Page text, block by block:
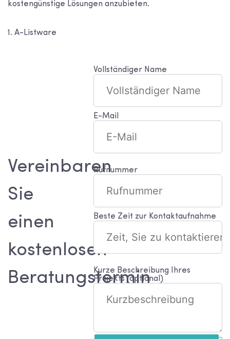
kostengünstige Lösungen anzubieten.
1. A-Listware
Vereinbaren
Sie
einen
kostenlosen
Beratungstermin
Vollständiger Name
E-Mail
Rufnummer
Beste Zeit zur Kontaktaufnahme
Kurze Beschreibung Ihres
Projekts (optional)